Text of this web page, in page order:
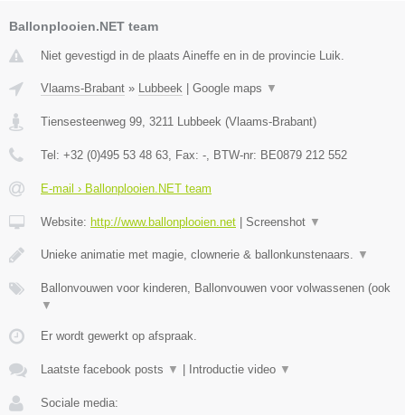
Ballonplooien.NET team
Niet gevestigd in de plaats Aineffe en in de provincie Luik.
Vlaams-Brabant » Lubbeek Google maps ▼
Tiensesteenweg 99, 3211 Lubbeek (Vlaams-Brabant)
Tel: +32 (0)495 53 48 63, Fax: -, BTW-nr: BE0879 212 552
E-mail › Ballonplooien.NET team
Website: http://www.ballonplooien.net Screenshot ▼
Unieke animatie met magie, clownerie & ballonkunstenaars. ▼
Ballonvouwen voor kinderen, Ballonvouwen voor volwassenen (ook
▼
Er wordt gewerkt op afspraak.
Laatste facebook posts ▼ Introductie video ▼
Sociale media: